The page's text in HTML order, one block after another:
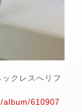
クレスへリフ
610907